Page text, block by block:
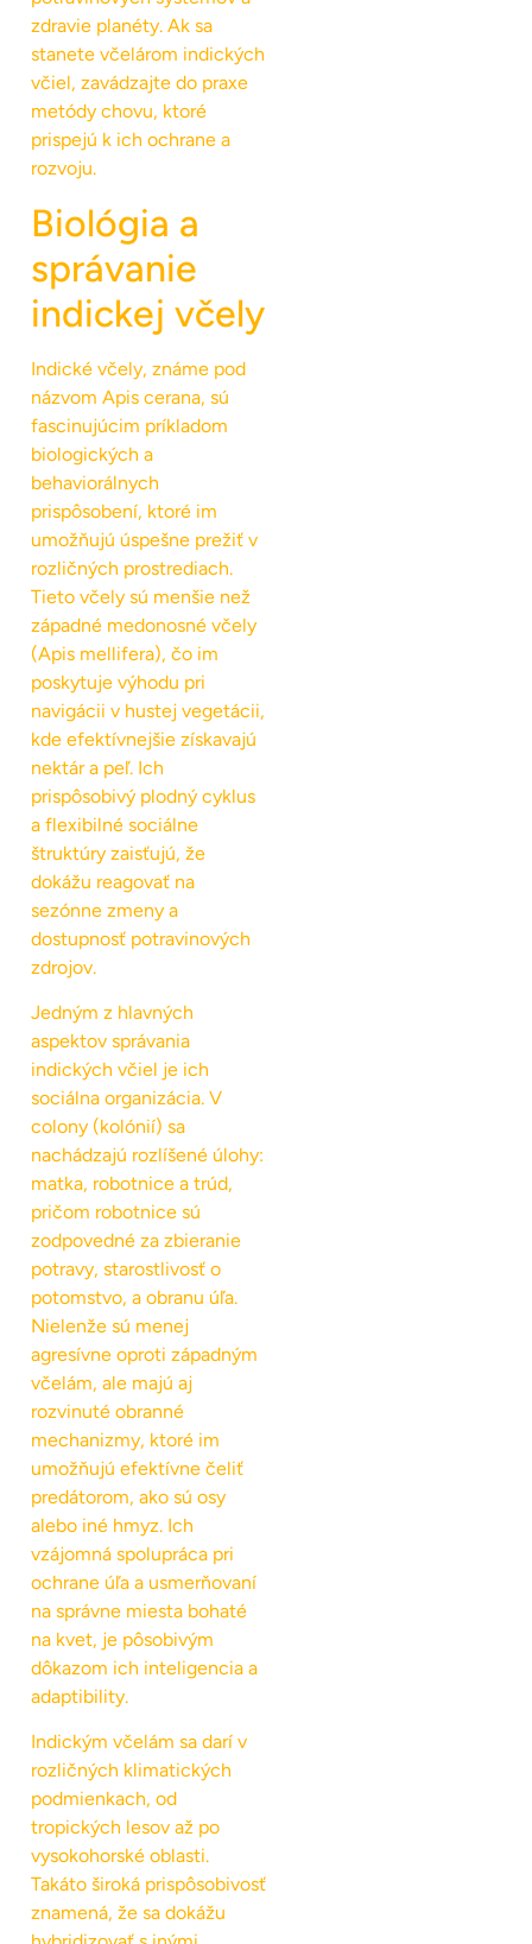
zdravie planéty. Ak sa
stanete včelárom indických
včiel, zavádzajte do praxe
metódy chovu, ktoré
prispejú k ich ochrane a
rozvoju.
Biológia a
správanie
indickej včely
Indické včely, známe pod
názvom Apis cerana, sú
fascinujúcim príkladom
biologických a
behaviorálnych
prispôsobení, ktoré im
umožňujú úspešne prežiť v
rozličných prostrediach.
Tieto včely sú menšie než
západné medonosné včely
(Apis mellifera), čo im
poskytuje výhodu pri
navigácii v hustej vegetácii,
kde efektívnejšie získavajú
nektár a peľ. Ich
prispôsobivý plodný cyklus
a flexibilné sociálne
štruktúry zaisťujú, že
dokážu reagovať na
sezónne zmeny a
dostupnosť potravinových
zdrojov.
Jedným z hlavných
aspektov správania
indických včiel je ich
sociálna organizácia. V
colony (kolónií) sa
nachádzajú rozlíšené úlohy:
matka, robotnice a trúd,
pričom robotnice sú
zodpovedné za zbieranie
potravy, starostlivosť o
potomstvo, a obranu úľa.
Nielenže sú menej
agresívne oproti západným
včelám, ale majú aj
rozvinuté obranné
mechanizmy, ktoré im
umožňujú efektívne čeliť
predátorom, ako sú osy
alebo iné hmyz. Ich
vzájomná spolupráca pri
ochrane úľa a usmerňovaní
na správne miesta bohaté
na kvet, je pôsobivým
dôkazom ich inteligencia a
adaptibility.
Indickým včelám sa darí v
rozličných klimatických
podmienkach, od
tropických lesov až po
vysokohorské oblasti.
Takáto široká prispôsobivosť
znamená, že sa dokážu